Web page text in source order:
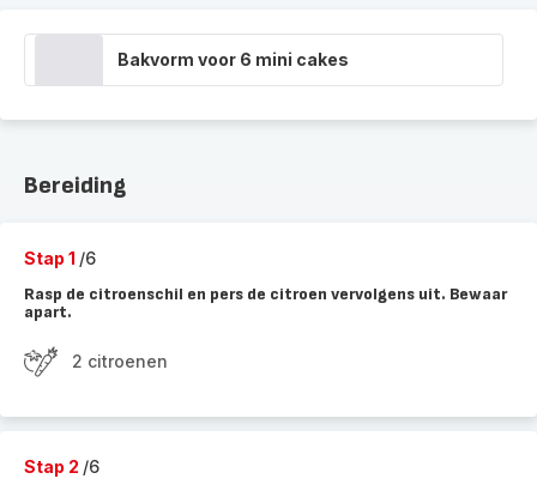
Bakvorm voor 6 mini cakes
Bereiding
Stap 1 /6
Rasp de citroenschil en pers de citroen vervolgens uit. Bewaar
apart.
2 citroenen
Stap 2 /6